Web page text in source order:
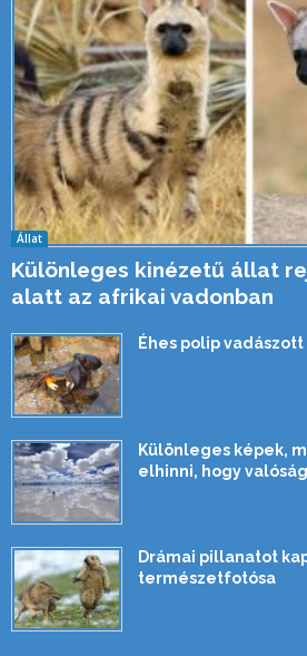
Állat
Különleges kinézetű állat
alatt az afrikai vadonban
Éhes polip
Különleges képek,
elhinni, hogy
Drámai pillanatot
természetfotósa